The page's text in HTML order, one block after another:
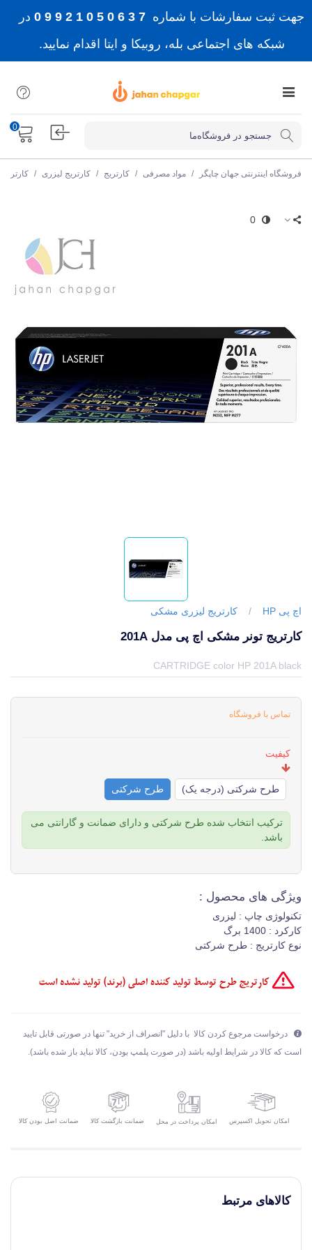
جهت ثبت سفارشات با شماره 7 3 6 0 5 0 1 2 9 9 0
در
شبکه های اجتماعی بله، روبیکا و ایتا اقدام نمایید.
0
فروشگاه اینترنتی جهان چاپگر / مواد مصرفی / کارتریج / کارتریج لیزری /
0
اچ پی HP / کارتریج لیزری مشکی
کارتریج تونر مشکی اچ پی مدل 201A
CARTRIDGE color HP 201A black
تماس با فروشگاه
کیفیت
طرح شرکتی (درجه یک) طرح شرکتی
ترکیب انتخاب شده طرح شرکتی و دارای ضمانت و گارانتی می
باشد.
ویژگی های محصول :
تکنولوژی چاپ : لیزری
کارکرد : 1400 برگ
نوع کارتریج : طرح شرکتی
درخواست مرجوع کردن کالا با دلیل "انصراف از خرید" تنها در صورتی قابل تایید
است که کالا در شرایط اولیه باشد (در صورت پلمپ بودن، کالا نباید باز شده باشد).
امکان تحویل اکسپرس امکان پرداخت در محل ضمانت بازگشت کالا ضمانت اصل بودن کالا
کالاهای مرتبط